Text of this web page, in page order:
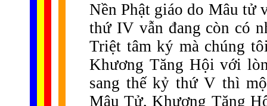
Nền Phật giáo do Mâu tử
thứ IV vẫn đang còn có
Triệt tâm ký mà chúng
Khương Tăng Hội với
sang thế kỷ thứ V thì
Mâu Tử, Khương Tăng